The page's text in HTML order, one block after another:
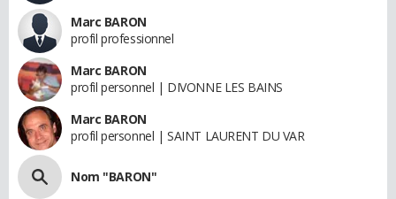
Marc BARON
profil professionnel
Marc BARON
profil personnel | DIVONNE LES BAINS
Marc BARON
profil personnel | SAINT LAURENT DU VAR
Nom "BARON"